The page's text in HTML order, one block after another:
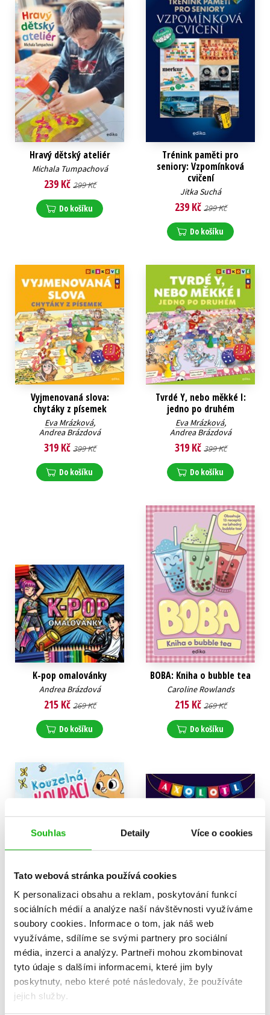
Souhlas Detaily Více o cookies
Tato webová stránka používá cookies
K personalizaci obsahu a reklam, poskytování funkcí
sociálních médií a analýze naší návštěvnosti využíváme
soubory cookies. Informace o tom, jak náš web
využíváme, sdílíme se svými partnery pro sociální
média, inzerci a analýzy. Partneři mohou zkombinovat
tyto údaje s dalšími informacemi, které jim byly
poskytnuty, nebo které poté následovaly, že používáte
jejich služby.
Hravý dětský ateliér
Michala Tumpachová
239 Kč 299 Kč
Do košíku
Trénink paměti pro
seniory: Vzpomínková
cvičení
Jitka Suchá
239 Kč 299 Kč
Do košíku
Vyjmenovaná slova:
chytáky z písemek
Eva Mrázková,
Andrea Brázdová
319 Kč 399 Kč
Do košíku
Tvrdé Y, nebo měkké I:
jedno po druhém
Eva Mrázková,
Andrea Brázdová
319 Kč 399 Kč
Do košíku
K-pop omalovánky
Andrea Brázdová
215 Kč 269 Kč
Do košíku
BOBA: Kniha o bubble tea
Caroline Rowlands
215 Kč 269 Kč
Do košíku
Kouzelná koupací knížka:
Zvířátka
Magdalena Takáčová
135 Kč169 Kč
Do košíku
Andrea Brázdová
215 Kč 269 Kč
Do košíku